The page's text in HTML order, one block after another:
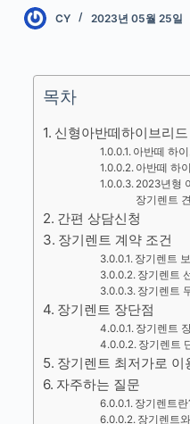
CY 2023년 05월 25일
목차
신형아반떼하이브리
아반떼 하
아반떼 하
2023년형
장기렌트
간편 상담신청
장기렌트 계약 조건
장기렌트
장기렌트
장기렌트
장기렌트 장단점
장기렌트
장기렌트
장기렌트 최저가로 이
자주하는 질문
장기렌트란
장기렌트